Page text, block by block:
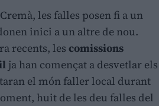
les falles posen fi a un
inici a un altre de nou.
recents, les comissions
ja han començat a desvetlar els
el món faller local durant
huit de les deu falles del